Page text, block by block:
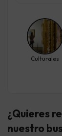
Culturales
¿Quieres
nuestro